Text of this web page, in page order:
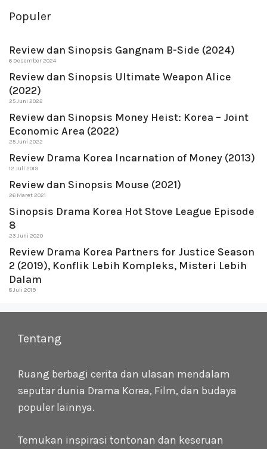
Populer
Review dan Sinopsis Gangnam B-Side (2024)
6 Desember 2024
Review dan Sinopsis Ultimate Weapon Alice
(2022)
25 Juni 2022
Review dan Sinopsis Money Heist: Korea – Joint
Economic Area (2022)
25 Juni 2022
Review Drama Korea Incarnation of Money (2013)
12 Juli 2019
Review dan Sinopsis Mouse (2021)
26 Maret 2021
Sinopsis Drama Korea Hot Stove League Episode
8
23 Juni 2020
Review Drama Korea Partners for Justice Season
2 (2019), Konflik Lebih Kompleks, Misteri Lebih
Dalam
8 Juli 2019
Tentang
Ruang berbagi cerita dan ulasan mendalam
seputar dunia Drama Korea, Film, dan budaya
populer lainnya.
Temukan inspirasi tontonan dan keseruan